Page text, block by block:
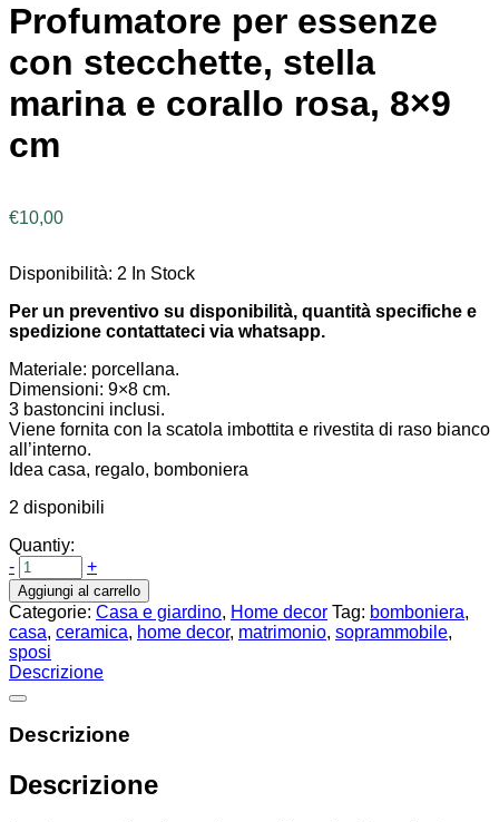
Profumatore per essenze
con stecchette, stella
marina e corallo rosa, 8×9
cm
€10,00
Disponibilità: 2 In Stock
Per un preventivo su disponibilità, quantità specifiche e
spedizione contattateci via whatsapp.
Materiale: porcellana.
Dimensioni: 9×8 cm.
3 bastoncini inclusi.
Viene fornita con la scatola imbottita e rivestita di raso bianco
all’interno.
Idea casa, regalo, bomboniera
2 disponibili
Quantiy:
-
+
Aggiungi al carrello
Categorie: Casa e giardino, Home decor Tag: bomboniera,
casa, ceramica, home decor, matrimonio, soprammobile,
sposi
Descrizione
Descrizione
Descrizione